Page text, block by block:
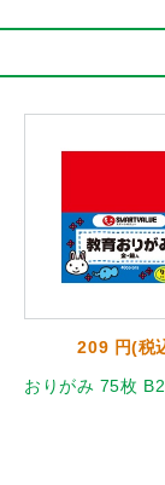
209 円(税
おりがみ 75枚